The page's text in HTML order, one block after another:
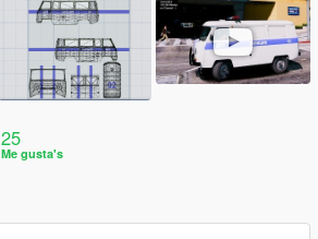
25
Me gusta's